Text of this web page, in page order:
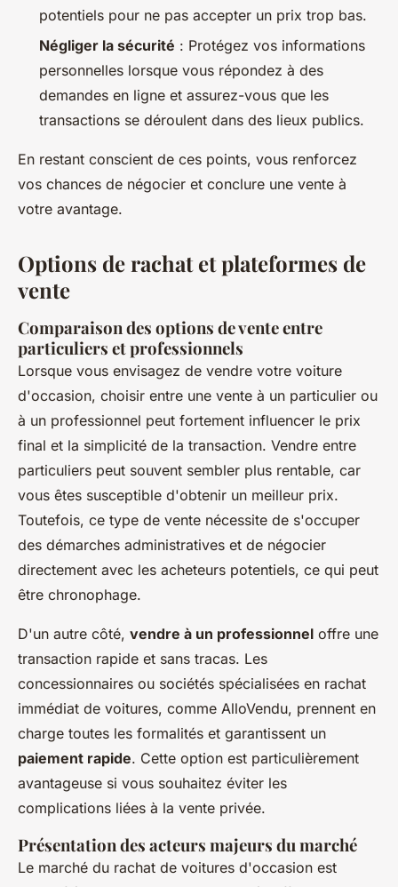
potentiels pour ne pas accepter un prix trop bas.
Négliger la sécurité : Protégez vos informations
personnelles lorsque vous répondez à des
demandes en ligne et assurez-vous que les
transactions se déroulent dans des lieux publics.
En restant conscient de ces points, vous renforcez
vos chances de négocier et conclure une vente à
votre avantage.
Options de rachat et plateformes de
vente
Comparaison des options de vente entre
particuliers et professionnels
Lorsque vous envisagez de vendre votre voiture
d'occasion, choisir entre une vente à un particulier ou
à un professionnel peut fortement influencer le prix
final et la simplicité de la transaction. Vendre entre
particuliers peut souvent sembler plus rentable, car
vous êtes susceptible d'obtenir un meilleur prix.
Toutefois, ce type de vente nécessite de s'occuper
des démarches administratives et de négocier
directement avec les acheteurs potentiels, ce qui peut
être chronophage.
D'un autre côté, vendre à un professionnel offre une
transaction rapide et sans tracas. Les
concessionnaires ou sociétés spécialisées en rachat
immédiat de voitures, comme AlloVendu, prennent en
charge toutes les formalités et garantissent un
paiement rapide. Cette option est particulièrement
avantageuse si vous souhaitez éviter les
complications liées à la vente privée.
Présentation des acteurs majeurs du marché
Le marché du rachat de voitures d'occasion est